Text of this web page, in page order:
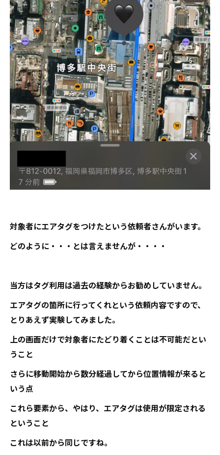
対象者にエアタグをつけたという依頼者さんがいます。
どのように・・・とは言えませんが・・・・
当方はタグ利用は過去の経験からお勧めしていません。
エアタグの箇所に行ってくれという依頼内容ですので、
とりあえず実験してみました。
上の画面だけで対象者にたどり着くことは不可能だとい
うこと
さらに移動開始から数分経過してから位置情報が来ると
いう点
これら要素から、やはり、エアタグは使用が限定される
ということ
これは以前から同じですね。